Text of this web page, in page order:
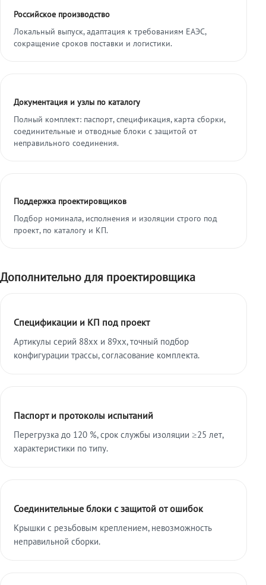
Российское производство
Локальный выпуск, адаптация к требованиям ЕАЭС,
сокращение сроков поставки и логистики.
Документация и узлы по каталогу
Полный комплект: паспорт, спецификация, карта сборки,
соединительные и отводные блоки с защитой от
неправильного соединения.
Поддержка проектировщиков
Подбор номинала, исполнения и изоляции строго под
проект, по каталогу и КП.
Дополнительно для проектировщика
Спецификации и КП под проект
Артикулы серий 88xx и 89xx, точный подбор
конфигурации трассы, согласование комплекта.
Паспорт и протоколы испытаний
Перегрузка до 120 %, срок службы изоляции ≥25 лет,
характеристики по типу.
Соединительные блоки с защитой от ошибок
Крышки с резьбовым креплением, невозможность
неправильной сборки.